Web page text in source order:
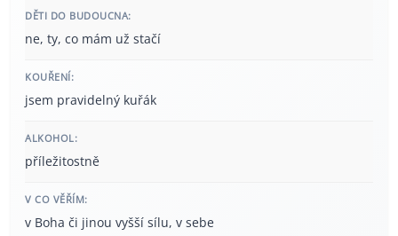
DĚTI DO BUDOUCNA:
ne, ty, co mám už stačí
KOUŘENÍ:
jsem pravidelný kuřák
ALKOHOL:
příležitostně
V CO VĚŘÍM:
v Boha či jinou vyšší sílu, v sebe